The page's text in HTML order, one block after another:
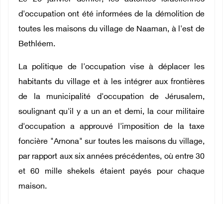
d'occupation ont été informées de la démolition de
toutes les maisons du village de Naaman, à l'est de
Bethléem.
La politique de l'occupation vise à déplacer les
habitants du village et à les intégrer aux frontières
de la municipalité d'occupation de Jérusalem,
soulignant qu'il y a un an et demi, la cour militaire
d'occupation a approuvé l'imposition de la taxe
foncière "Arnona" sur toutes les maisons du village,
par rapport aux six années précédentes, où entre 30
et 60 mille shekels étaient payés pour chaque
maison.